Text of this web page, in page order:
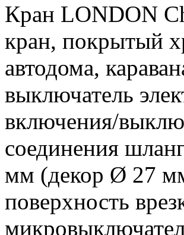
Кран LONDON
кран, покрытый
автодома,
выключатель
включения/
соединения
мм (декор Ø 27
поверхность